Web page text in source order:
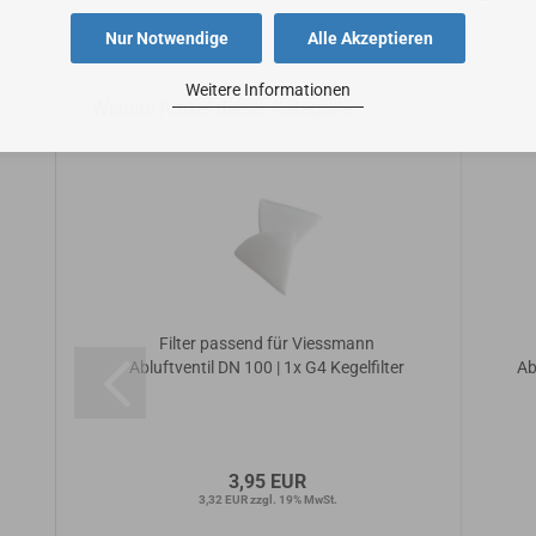
Alle Akzeptieren
Nur Notwendige
Weitere Informationen
Weitere Artikel dieser Kategorie
Filter passend für Viessmann
Abluftventil DN 100 | 1x G4 Kegelfilter
3,95 EUR
3,32 EUR zzgl. 19% MwSt.